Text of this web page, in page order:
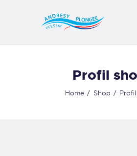
Profil
Home Shop
LE CLUB
AQUAGALERIE